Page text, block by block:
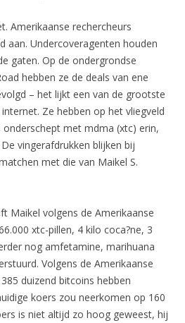
Amerikaanse rechercheurs
aan. Undercoveragenten houden
gaten. Op de ondergrondse
hebben ze de deals van ene
– het lijkt een van de grootste
Ze hebben op het vliegveld
met mdma (xtc) erin,
vingerafdrukken blijken bij
met die van Maikel S.
Maikel volgens de Amerikaanse
xtc-pillen, 4 kilo coca?ne, 3
nog amfetamine, marihuana
Volgens de Amerikaanse
duizend bitcoins hebben
koers zou neerkomen op 160
is niet altijd zo hoog geweest, hij